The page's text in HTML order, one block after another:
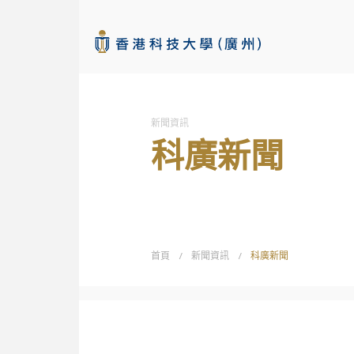
新聞資訊
科廣新聞
首頁 / 新聞資訊 / 科廣新聞